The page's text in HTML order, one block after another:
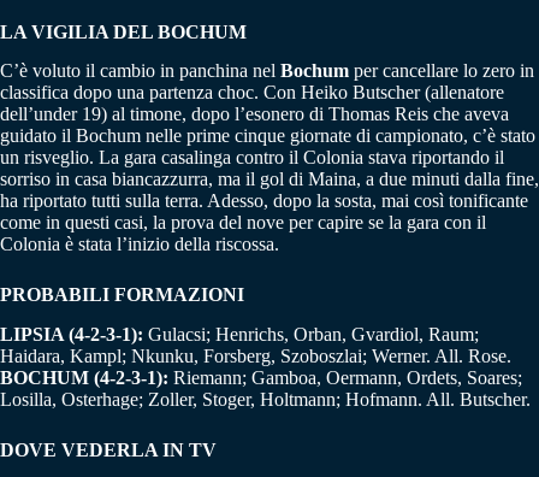
LA VIGILIA DEL BOCHUM
C’è voluto il cambio in panchina nel Bochum per cancellare lo zero in
classifica dopo una partenza choc. Con Heiko Butscher (allenatore
dell’under 19) al timone, dopo l’esonero di Thomas Reis che aveva
guidato il Bochum nelle prime cinque giornate di campionato, c’è stato
un risveglio. La gara casalinga contro il Colonia stava riportando il
sorriso in casa biancazzurra, ma il gol di Maina, a due minuti dalla fine,
ha riportato tutti sulla terra. Adesso, dopo la sosta, mai così tonificante
come in questi casi, la prova del nove per capire se la gara con il
Colonia è stata l’inizio della riscossa.
PROBABILI FORMAZIONI
LIPSIA (4-2-3-1): Gulacsi; Henrichs, Orban, Gvardiol, Raum;
Haidara, Kampl; Nkunku, Forsberg, Szoboszlai; Werner. All. Rose.
BOCHUM (4-2-3-1): Riemann; Gamboa, Oermann, Ordets, Soares;
Losilla, Osterhage; Zoller, Stoger, Holtmann; Hofmann. All. Butscher.
DOVE VEDERLA IN TV